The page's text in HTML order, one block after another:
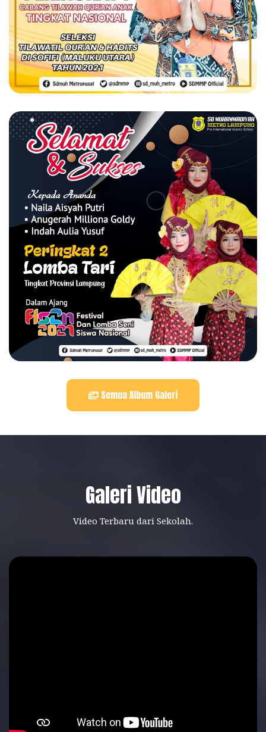
Semua Album Galeri
Galeri Video
Video Terbaru dari Sekolah.